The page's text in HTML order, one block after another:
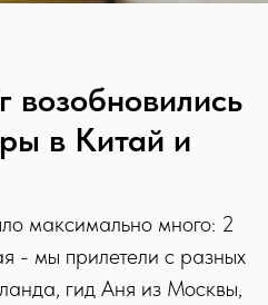
возобновились
в Китай и
максимально много: 2
- мы прилетели с разных
гид Аня из Москвы,